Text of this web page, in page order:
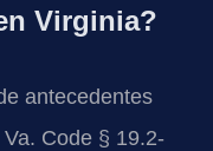
Virginia?
antecedentes
Code § 19.2-